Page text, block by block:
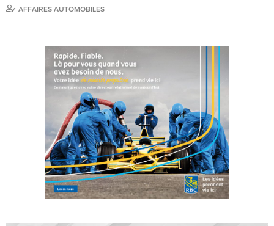
AFFAIRES AUTOMOBILES